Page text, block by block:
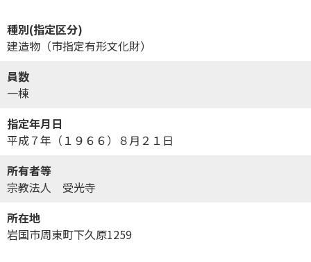
種別(指定区分)
建造物（市指定有形文化財）
員数
一棟
指定年月日
平成７年（１９６６）８月２１日
所有者等
宗教法人 受光寺
所在地
岩国市周東町下久原1259